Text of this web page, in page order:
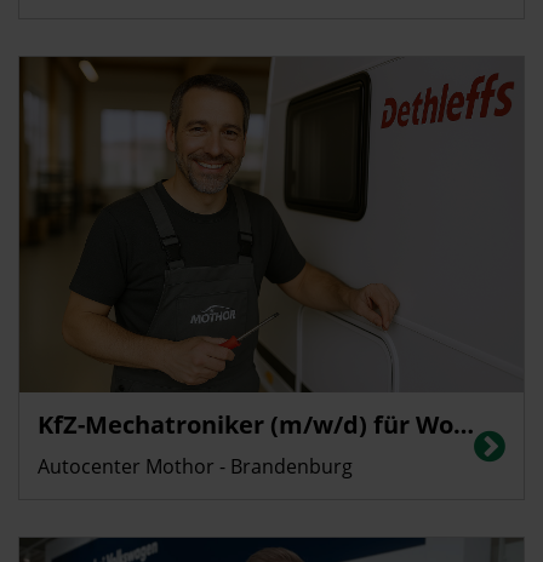
KfZ-Mechatroniker (m/w/d) für Wohnmobile
Autocenter Mothor - Brandenburg